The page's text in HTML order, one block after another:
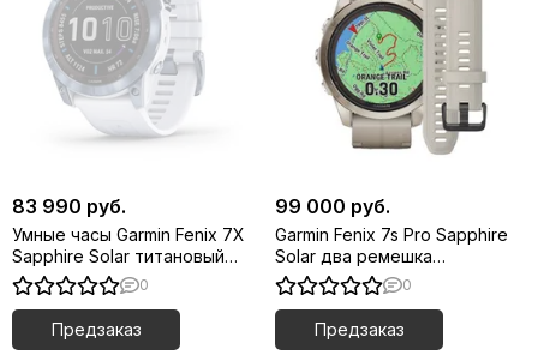
83 990 руб.
Умные часы Garmin Fenix 7X
Sapphire Solar титановый
синий минерал DLC с белым
ремешком
0
Предзаказ
99 000 руб.
Garmin Fenix 7s Pro Sapphire
Solar два ремешка
Золотистый корпус с
кожаным ремешком
0
Предзаказ